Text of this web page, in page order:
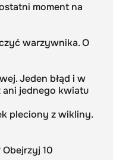
moment na
warzywnika. O
Jeden błąd i w
ani jednego kwiatu
pleciony z wikliny.
10